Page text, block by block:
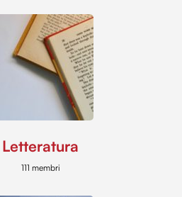
Letteratura
111 membri